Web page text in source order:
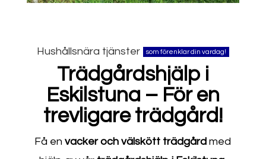
Hushållsnära tjänster som förenklar din vardag!
Trädgårdshjälp i
Eskilstuna – För en
trevligare trädgård!
Få envacker och välskött trädgård med